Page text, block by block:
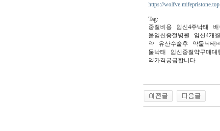
https://wolfve.mifepristone.top
Tag:
중절비용 임신4주낙태
울임신중절병원 임신4개
약 유산수술후 약물낙태
물낙태 임신중절약구매
약가격궁금합니다